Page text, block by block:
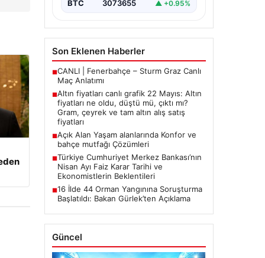
BTC 3073655 ▲ +0.95%
Son Eklenen Haberler
■CANLI | Fenerbahçe – Sturm Graz Canlı
Maç Anlatımı
■Altın fiyatları canlı grafik 22 Mayıs: Altın
fiyatları ne oldu, düştü mü, çıktı mı?
Gram, çeyrek ve tam altın alış satış
fiyatları
■Açık Alan Yaşam alanlarında Konfor ve
bahçe mutfağı Çözümleri
■Türkiye Cumhuriyet Merkez Bankası’nın
Nisan Ayı Faiz Karar Tarihi ve
Ekonomistlerin Beklentileri
■16 İlde 44 Orman Yangınına Soruşturma
Başlatıldı: Bakan Gürlek’ten Açıklama
Güncel